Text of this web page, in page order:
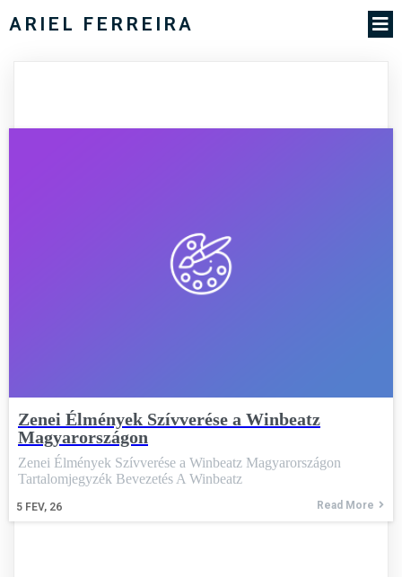
ARIEL FERREIRA
Zenei Élmények Szívverése a Winbeatz
Magyarországon
5 FEV, 26
Zenei Élmények Szívverése a Winbeatz Magyarországon
Tartalomjegyzék Bevezetés A Winbeatz
Read More